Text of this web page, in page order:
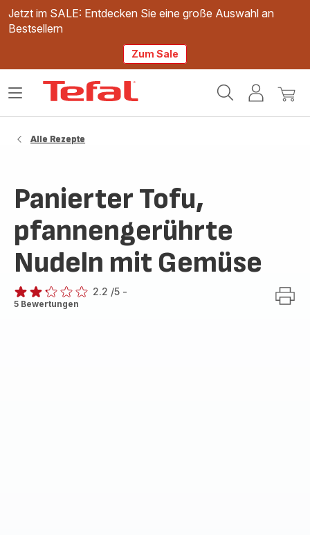
Jetzt im SALE: Entdecken Sie eine große Auswahl an
Bestsellern
Zum Sale
Mein
Mein
Das
Alle Rezepte
Panierter Tofu,
pfannengerührte
Nudeln mit Gemüse
ratings.2.2
2.2 /5 -
5 Bewertungen